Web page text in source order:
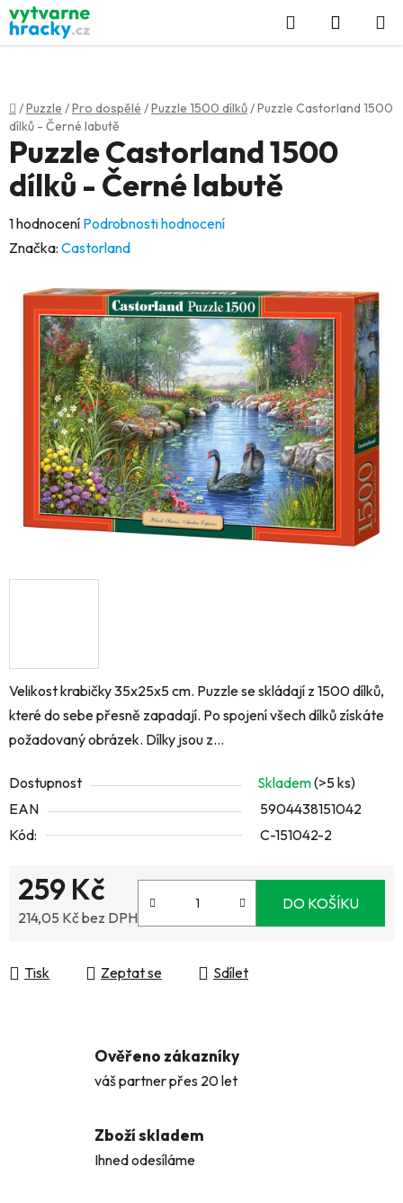
Přejít
na
obsah
Hledat
KOŠÍK
Domů
/Puzzle /Pro dospělé /Puzzle 1500 dílků/Puzzle Castorland 1500
dílků - Černé labutě
Velikost krabičky 35x25x5 cm. Puzzle se skládají z 1500 dílků,
které do sebe přesně zapadají. Po spojení všech dílků získáte
požadovaný obrázek. Dílky jsou z...
Dostupnost Skladem(>5 ks)
EAN
5904438151042
Kód:
C-151042-2
259 Kč
214,05 Kč bez DPH
DO KOŠÍKU
Tisk Zeptat se Sdílet
Puzzle Castorland 1500
dílků - Černé labutě
Průměrné
hodnocení
hvězdiček.
1 hodnocení Podrobnosti hodnocení
Značka: Castorland
Ověřeno zákazníky
váš partner přes 20 let
Zboží skladem
Ihned odesíláme